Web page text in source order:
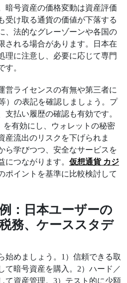
暗号資産の価格変動は資産評価
受け取る通貨の価値が下落する
、法的なグレーゾーンや各国の
される場合があります。日本在
理に注意し、必要に応じて専門
す。
営ライセンスの有無や第三者に
）の表記を確認しましょう。プ
支払い履歴の確認も有効です。
を有効にし、ウォレットの秘密
産流出のリスクを下げられま
ら学びつつ、安全なサービスを
につながります。 仮想通貨 カジ
ポイントを基準に比較検討して
：日本ユーザーの
務、ケーススタデ
始めましょう。1）信頼できる取
て暗号資産を購入。2）ハード／
て資産管理。3）テスト的に少額